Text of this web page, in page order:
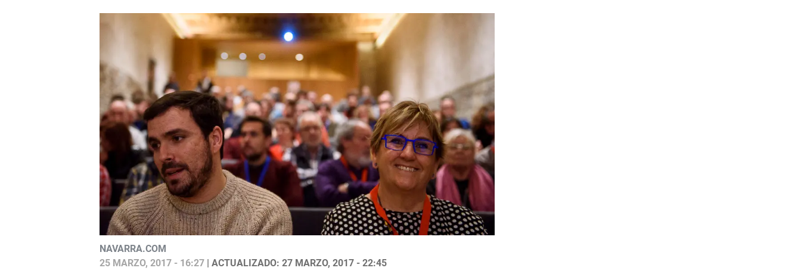
NAVARRA.COM
25 MARZO, 2017 - 16:27| ACTUALIZADO: 27 MARZO, 2017 - 22:45